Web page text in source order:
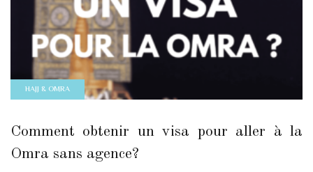
HAJJ & OMRA
Comment obtenir un visa pour aller à la
Omra sans agence?